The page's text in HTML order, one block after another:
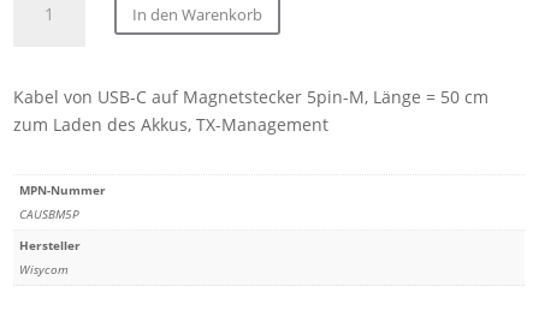
CAUSBM5P
USB/C
auf
Stecker
5pin-
M,
1050mm,
In den Warenkorb
Kabel von USB-C auf Magnetstecker 5pin-M, Länge = 50 cm
zum Laden des Akkus, TX-Management
MPN-Nummer
CAUSBM5P
Hersteller
Wisycom